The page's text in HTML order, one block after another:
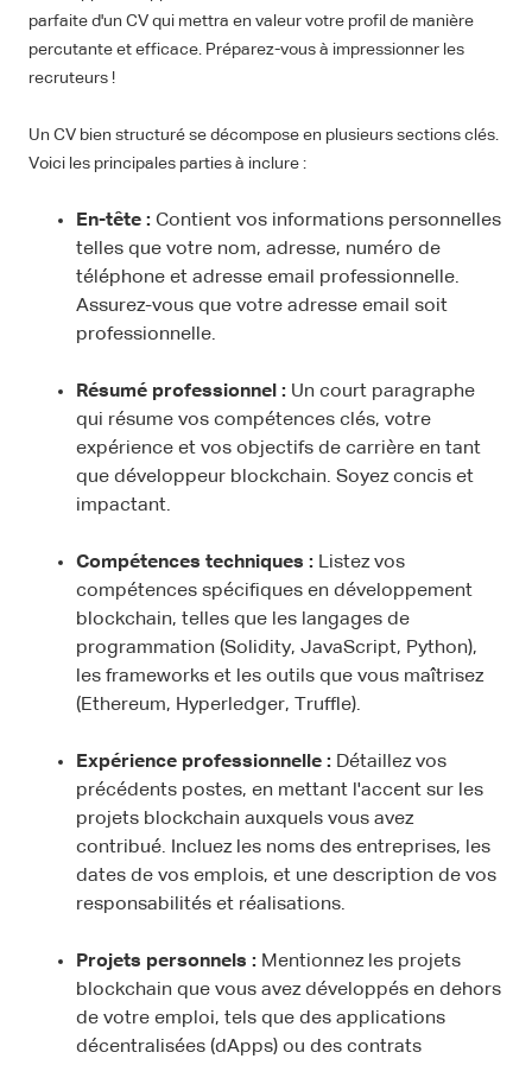
parfaite d'un CV qui mettra en valeur votre profil de manière
percutante et efficace. Préparez-vous à impressionner les
recruteurs !
Un CV bien structuré se décompose en plusieurs sections clés.
Voici les principales parties à inclure :
En-tête : Contient vos informations personnelles
telles que votre nom, adresse, numéro de
téléphone et adresse email professionnelle.
Assurez-vous que votre adresse email soit
professionnelle.
Résumé professionnel : Un court paragraphe
qui résume vos compétences clés, votre
expérience et vos objectifs de carrière en tant
que développeur blockchain. Soyez concis et
impactant.
Compétences techniques : Listez vos
compétences spécifiques en développement
blockchain, telles que les langages de
programmation (Solidity, JavaScript, Python),
les frameworks et les outils que vous maîtrisez
(Ethereum, Hyperledger, Truffle).
Expérience professionnelle : Détaillez vos
précédents postes, en mettant l'accent sur les
projets blockchain auxquels vous avez
contribué. Incluez les noms des entreprises, les
dates de vos emplois, et une description de vos
responsabilités et réalisations.
Projets personnels : Mentionnez les projets
blockchain que vous avez développés en dehors
de votre emploi, tels que des applications
décentralisées (dApps) ou des contrats